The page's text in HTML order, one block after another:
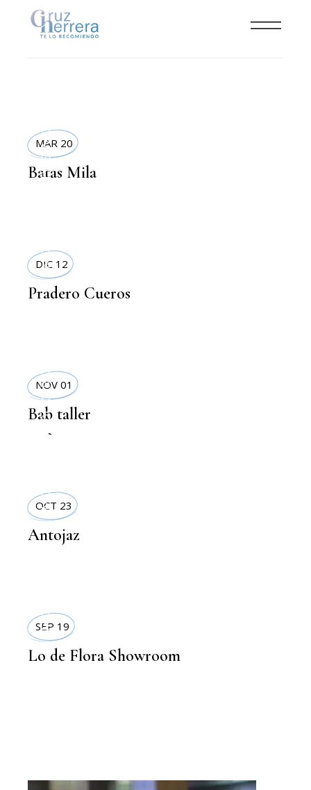
LIFESTYLE
MODA
MAR 20
Batas Mila
MODA
DIC 12
Pradero Cueros
,
SOLIDARIDAD
NOV 01
Bab taller
MODA
OCT 23
Antojaz
MODA
SEP 19
Lo de Flora Showroom